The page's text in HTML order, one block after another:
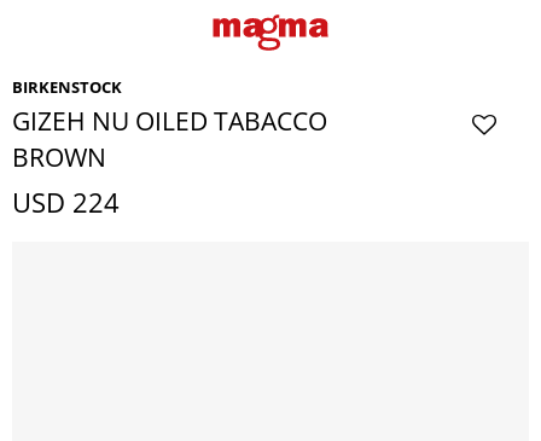
BIRKENSTOCK
GIZEH NU OILED TABACCO
BROWN
USD 224